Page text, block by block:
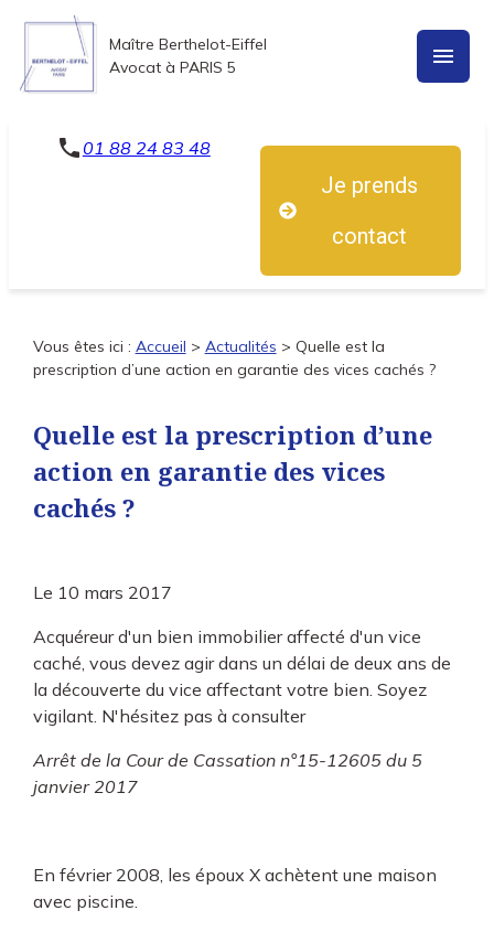
Maître Berthelot-Eiffel
Avocat à PARIS 5
menu
phone 01 88 24 83 48
Je prends
contact
Vous êtes ici : Accueil > Actualités > Quelle est la
prescription d’une action en garantie des vices cachés ?
Quelle est la prescription d’une
action en garantie des vices
cachés ?
Le 10 mars 2017
Acquéreur d'un bien immobilier affecté d'un vice
caché, vous devez agir dans un délai de deux ans de
la découverte du vice affectant votre bien. Soyez
vigilant. N'hésitez pas à consulter
Arrêt de la Cour de Cassation n°15-12605 du 5
janvier 2017
En février 2008, les époux X achètent une maison
avec piscine.
Panneau de gestion des cookies